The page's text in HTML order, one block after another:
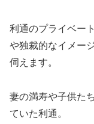
利通のプライベー
や独裁的なイメー
伺えます。
妻の満寿や子供た
ていた利通。